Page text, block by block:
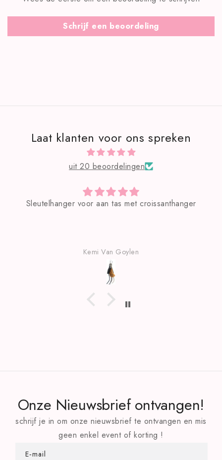
Schrijf een beoordeling
Laat klanten voor ons spreken
uit 20 beoordelingen
croissanthanger Zeer mooie tas!
Onze Nieuwsbrief ontvangen!
schrijf je in om onze nieuwsbrief te ontvangen en mis
geen enkel event of korting !
E‑mail